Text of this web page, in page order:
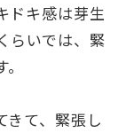
ドキ感は芽生
らいでは、緊
きて、緊張し